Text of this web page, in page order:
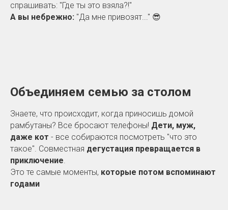
спрашивать: "Где ты это взяла?!"
А вы небрежно: "Да мне привозят..." 😎
Объединяем семью за столом
Знаете, что происходит, когда приносишь домой
рамбутаны? Все бросают телефоны! Дети, муж,
даже кот - все собираются посмотреть "что это
такое". Совместная дегустация превращается в
приключение.
Это те самые моменты, которые потом вспоминают
годами